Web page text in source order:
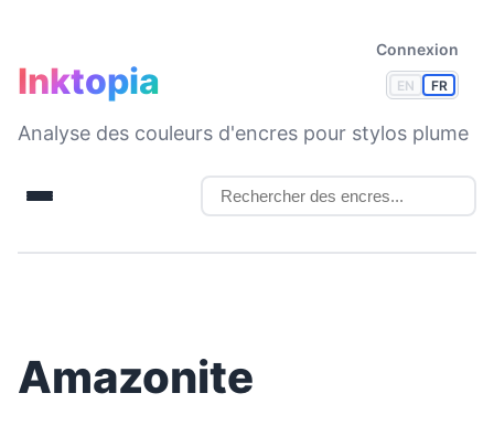
EN FR
Connexion
Inktopia
Analyse des couleurs d'encres pour stylos plume
Amazonite